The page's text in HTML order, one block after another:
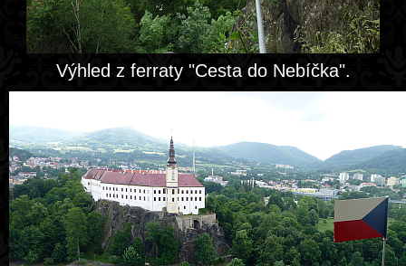
Výhled z ferraty "Cesta do Nebíčka".